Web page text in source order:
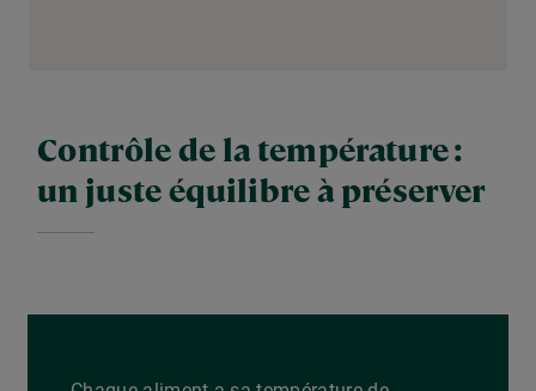
Contrôle de la température :
un juste équilibre à préserver